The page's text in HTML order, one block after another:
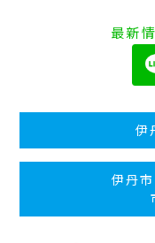
最新
伊
伊丹市